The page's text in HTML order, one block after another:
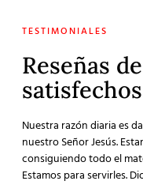
TESTIMONIALES
Reseñas
satisfechos
Nuestra razón diaria es
nuestro Señor Jesús.
consiguiendo todo el
Estamos para servirles.